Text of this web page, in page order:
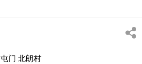
屯门 北朗村